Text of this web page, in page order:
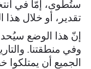
ستُطوى، إمّا في
تقدير، أو خلال
إنّ هذا الوضع
وفي منطقتنا.
الجميع أن يمتلكوا